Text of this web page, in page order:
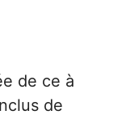
de ce à
de